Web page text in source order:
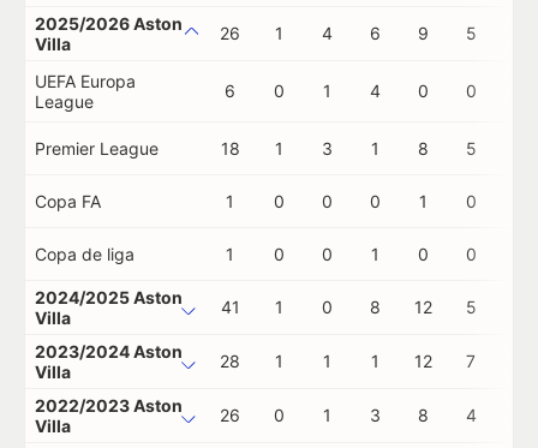
2025/2026 Aston
Villa
26 1 4 6 9 5
UEFA Europa
League
6 0 1 4 0 0
Premier League 18 1 3 1 8 5
Copa FA 1 0 0 0 1 0
Copa de liga 1 0 0 1 0 0
2024/2025 Aston
Villa
41 1 0 8 12 5
2023/2024 Aston
Villa
28 1 1 1 12 7
2022/2023 Aston
Villa
26 0 1 3 8 4